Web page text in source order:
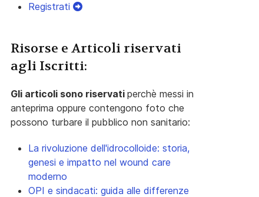
Registrati
Risorse e Articoli riservati
agli Iscritti:
Gli articoli sono riservati perchè messi in
anteprima oppure contengono foto che
possono turbare il pubblico non sanitario:
La rivoluzione dell'idrocolloide: storia,
genesi e impatto nel wound care
moderno
OPI e sindacati: guida alle differenze